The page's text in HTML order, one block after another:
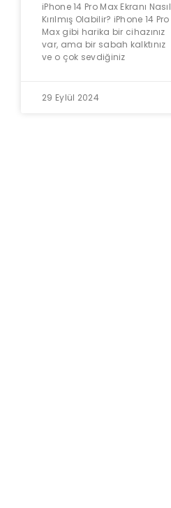
iPhone 14 Pro Max Ekranı Nasıl
Kırılmış Olabilir? iPhone 14 Pro
Max gibi harika bir cihazınız
var, ama bir sabah kalktınız
ve o çok sevdiğiniz
29 Eylül 2024